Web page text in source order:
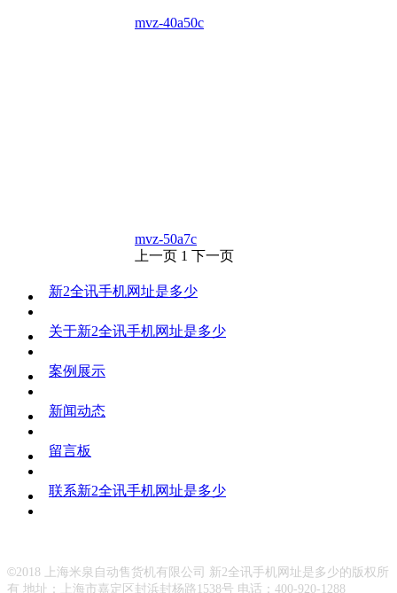
mvz-40a50c
mvz-50a7c
上一页 1 下一页
新2全讯手机网址是多少
关于新2全讯手机网址是多少
案例展示
新闻动态
留言板
联系新2全讯手机网址是多少
©2018 上海米泉自动售货机有限公司 新2全讯手机网址是多少的版权所
有 地址：上海市嘉定区封浜封杨路1538号 电话：400-920-1288